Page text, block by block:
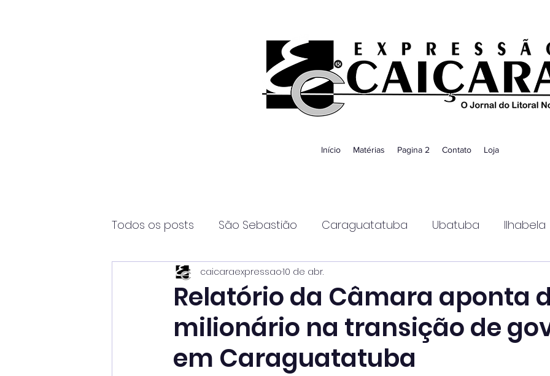
Início Matérias Pagina 2 Contato Loja
Todos os posts São Sebastião Caraguatatuba Ubatuba Ilhabela
Página2 Itanhaém Guaratinguetá
Relatório da Câmara aponta
milionário na transição de
em Caraguatatuba
caicaraexpressao10 de abr.